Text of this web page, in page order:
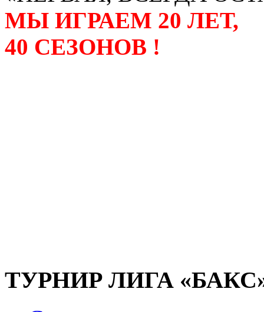
МЫ ИГРАЕМ 20 ЛЕТ,
40 СЕЗОНОВ !
ТУРНИР ЛИГА